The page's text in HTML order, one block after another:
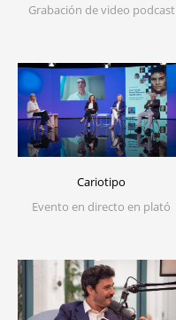
Grabación de video podcast
Cariotipo
Evento en directo en plató